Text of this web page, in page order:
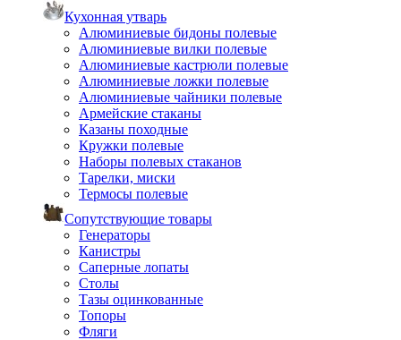
Кухонная утварь
Алюминиевые бидоны полевые
Алюминиевые вилки полевые
Алюминиевые кастрюли полевые
Алюминиевые ложки полевые
Алюминиевые чайники полевые
Армейские стаканы
Казаны походные
Кружки полевые
Наборы полевых стаканов
Тарелки, миски
Термосы полевые
Сопутствующие товары
Генераторы
Канистры
Саперные лопаты
Столы
Тазы оцинкованные
Топоры
Фляги